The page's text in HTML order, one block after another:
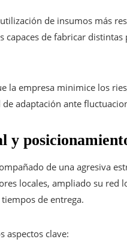
utilización de insumos más
capaces de fabricar
la empresa minimice los
adaptación ante
y
de una agresiva
locales, ampliado su red
de entrega.
aspectos clave: